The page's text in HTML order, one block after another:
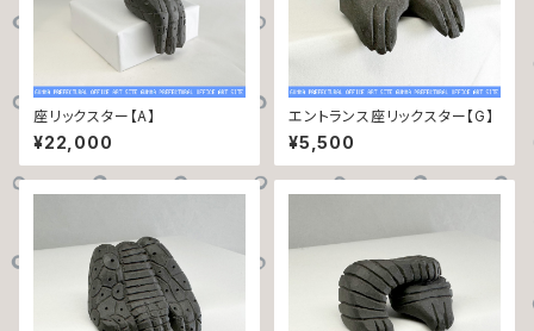
座リックスター【A】
¥22,000
エントランス座リックスター【G】
¥5,500